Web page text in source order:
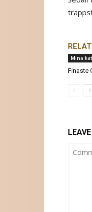
Mina
Finaste